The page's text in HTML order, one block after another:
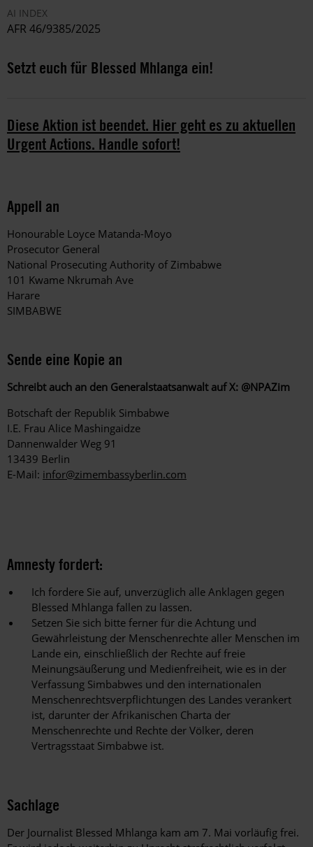
AI INDEX
AFR 46/9385/2025
Setzt euch für Blessed Mhlanga ein!
Diese Aktion ist beendet. Hier geht es zu aktuellen
Urgent Actions. Handle sofort!
Appell an
Honourable Loyce Matanda-Moyo
Prosecutor General
National Prosecuting Authority of Zimbabwe
101 Kwame Nkrumah Ave
Harare
SIMBABWE
Sende eine Kopie an
Schreibt auch an den Generalstaatsanwalt aufX: @NPAZim
Botschaft der Republik Simbabwe
I.E. Frau Alice Mashingaidze
Dannenwalder Weg 91
13439 Berlin
E-Mail: infor@zimembassyberlin.com
Amnesty fordert:
Ich fordere Sie auf, unverzüglich alle Anklagen gegen
Blessed Mhlanga fallen zu lassen.
Setzen Sie sich bitte ferner für die Achtung und
Gewährleistung der Menschenrechte aller Menschen im
Lande ein, einschließlich der Rechte auf freie
Meinungsäußerung und Medienfreiheit, wie es in der
Verfassung Simbabwes und den internationalen
Menschenrechtsverpflichtungen des Landes verankert
ist, darunter der Afrikanischen Charta der
Menschenrechte und Rechte der Völker, deren
Vertragsstaat Simbabwe ist.
Sachlage
Der Journalist Blessed Mhlanga kam am 7. Mai vorläufig frei.